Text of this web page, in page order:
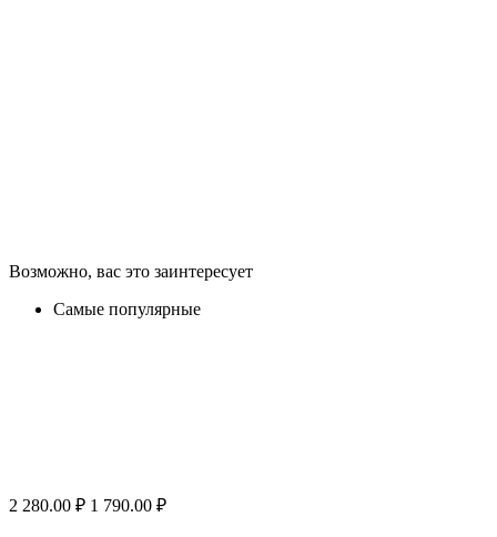
Возможно, вас это заинтересует
Самые популярные
2 280.00 ₽ 1 790.00 ₽